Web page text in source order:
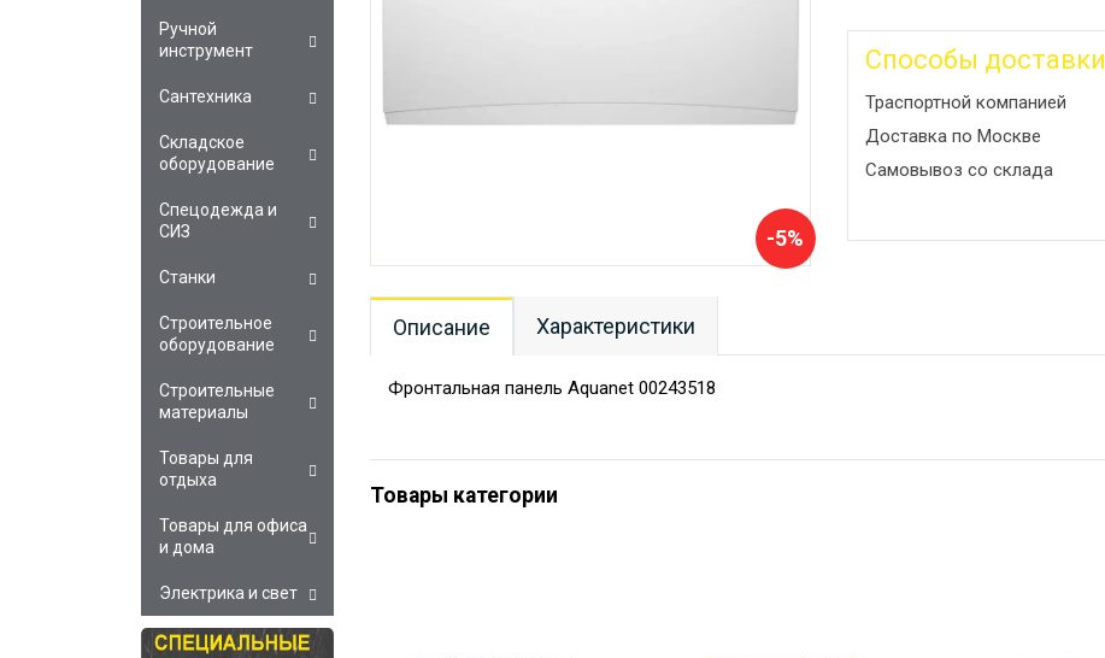
-5%
Способы доставки
Траспортной компанией
Доставка по Москве
Самовывоз со склада
Описание Характеристики
Фронтальная панель Aquanet 00243518
Товары категории
Ручной
инструмент
Сантехника
Складское
оборудование
Спецодежда и
СИЗ
Станки
Строительное
оборудование
Строительные
материалы
Товары для
отдыха
Товары для офиса
и дома
Электрика и свет